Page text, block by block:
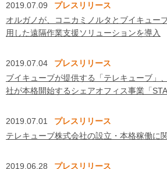
2019.07.09
プレスリリース
オルガノが、コニカミノルタとブイキュー
用した遠隔作業支援ソリューションを導入
2019.07.04
プレスリリース
ブイキューブが提供する「テレキューブ」
社が本格開始するシェアオフィス事業「
2019.07.01
プレスリリース
テレキューブ株式会社の設立・本格稼働に
2019.06.28
プレスリリース